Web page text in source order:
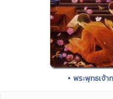
• พระพุทธเจ้